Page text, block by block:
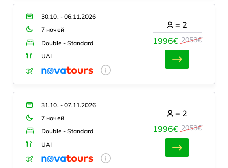
30.10. - 06.11.2026
7 ночей
Double - Standard
UAI
1996€ 2058€
= 2
31.10. - 07.11.2026
7 ночей
Double - Standard
UAI
1996€ 2058€
= 2